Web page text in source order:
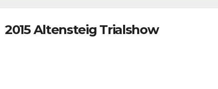
2015 Altensteig Trialshow